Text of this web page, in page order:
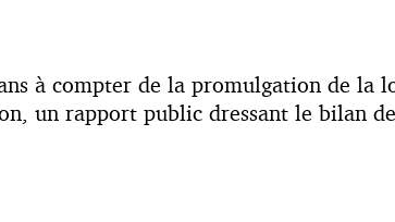
à compter de la promulgation de la
un rapport public dressant le bilan